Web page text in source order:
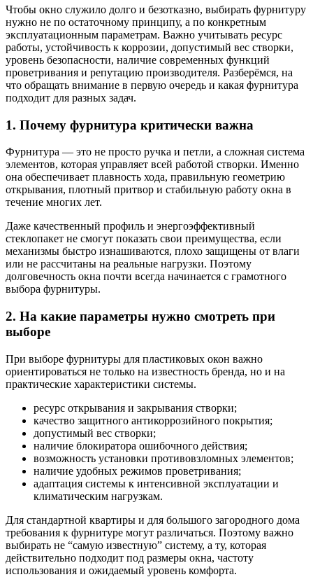
Чтобы окно служило долго и безотказно, выбирать фурнитуру
нужно не по остаточному принципу, а по конкретным
эксплуатационным параметрам. Важно учитывать ресурс
работы, устойчивость к коррозии, допустимый вес створки,
уровень безопасности, наличие современных функций
проветривания и репутацию производителя. Разберёмся, на
что обращать внимание в первую очередь и какая фурнитура
подходит для разных задач.
1. Почему фурнитура критически важна
Фурнитура — это не просто ручка и петли, а сложная система
элементов, которая управляет всей работой створки. Именно
она обеспечивает плавность хода, правильную геометрию
открывания, плотный притвор и стабильную работу окна в
течение многих лет.
Даже качественный профиль и энергоэффективный
стеклопакет не смогут показать свои преимущества, если
механизмы быстро изнашиваются, плохо защищены от влаги
или не рассчитаны на реальные нагрузки. Поэтому
долговечность окна почти всегда начинается с грамотного
выбора фурнитуры.
2. На какие параметры нужно смотреть при
выборе
При выборе фурнитуры для пластиковых окон важно
ориентироваться не только на известность бренда, но и на
практические характеристики системы.
ресурс открывания и закрывания створки;
качество защитного антикоррозийного покрытия;
допустимый вес створки;
наличие блокиратора ошибочного действия;
возможность установки противовзломных элементов;
наличие удобных режимов проветривания;
адаптация системы к интенсивной эксплуатации и
климатическим нагрузкам.
Для стандартной квартиры и для большого загородного дома
требования к фурнитуре могут различаться. Поэтому важно
выбирать не “самую известную” систему, а ту, которая
действительно подходит под размеры окна, частоту
использования и ожидаемый уровень комфорта.